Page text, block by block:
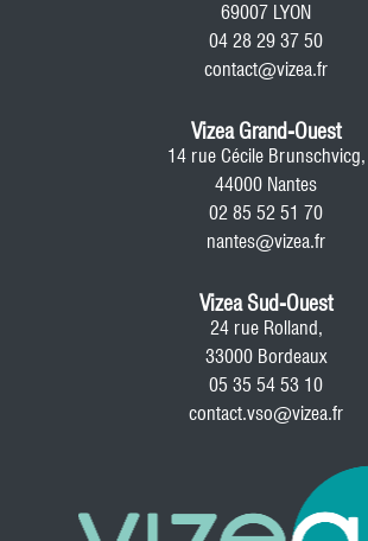
69007 LYON
04 28 29 37 50
contact@vizea.fr
Vizea Grand-Ouest
14 rue Cécile Brunschvicg,
44000 Nantes
02 85 52 51 70
nantes@vizea.fr
Vizea Sud-Ouest
24 rue Rolland,
33000 Bordeaux
05 35 54 53 10
contact.vso@vizea.fr